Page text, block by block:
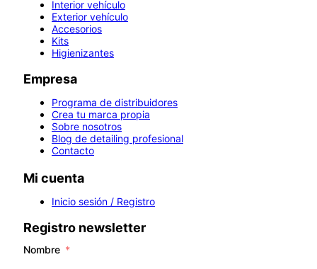
Interior vehículo
Exterior vehículo
Accesorios
Kits
Higienizantes
Empresa
Programa de distribuidores
Crea tu marca propia
Sobre nosotros
Blog de detailing profesional
Contacto
Mi cuenta
Inicio sesión / Registro
Registro newsletter
Nombre